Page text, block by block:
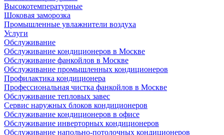
Высокотемпературные
Шоковая заморозка
Промышленные увлажнители воздуха
Услуги
Обслуживание
Обслуживание кондиционеров в Москве
Обслуживание фанкойлов в Москве
Обслуживание промышленных кондиционеров
Профилактика кондиционера
Профессиональная чистка фанкойлов в Москве
Обслуживание тепловых завес
Сервис наружных блоков кондиционеров
Обслуживание кондиционеров в офисе
Обслуживание инверторных кондиционеров
Обслуживание напольно-потолочных кондиционеров